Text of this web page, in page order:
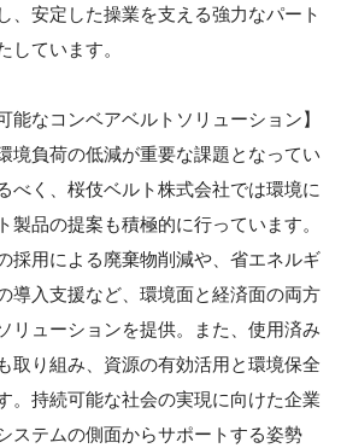
、安定した操業を支える強力なパート
しています。
能なコンベアベルトソリューション】
境負荷の低減が重要な課題となってい
べく、桜伎ベルト株式会社では環境に
製品の提案も積極的に行っています。
採用による廃棄物削減や、省エネルギ
導入支援など、環境面と経済面の両方
リューションを提供。また、使用済み
取り組み、資源の有効活用と環境保全
。持続可能な社会の実現に向けた企業
ステムの側面からサポートする姿勢